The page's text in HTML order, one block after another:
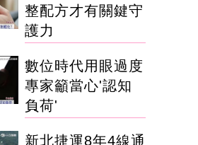
整配方才有關鍵守
護力
數位時代用眼過度
專家籲當心'認知
負荷'
新北捷運8年4線通